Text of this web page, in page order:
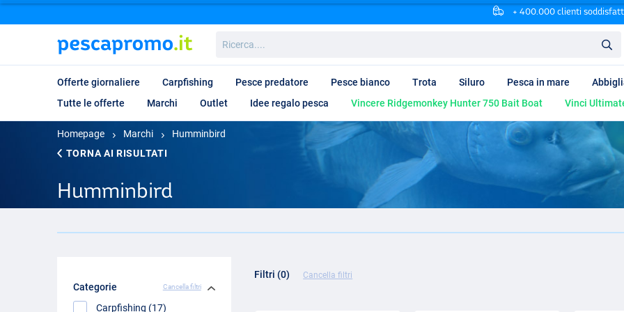
+ 400.000 clienti
Offerte giornaliere Carpfishing Pesce predatore Pesce bianco Trota Siluro Pesca in mare
Tutte le offerte
Marchi Outlet Idee regalo pesca Vincere Ridgemonkey Hunter 750 Bait Boat Vinci
Homepage Marchi
Humminbird
TORNA AI RISULTATI
Humminbird
Categorie Cancella filtri
Carpfishing (17)
Filtri (0) Cancella filtri